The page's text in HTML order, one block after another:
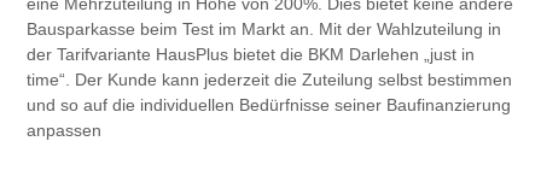
eine Mehrzuteilung in Höhe von 200%. Dies bietet keine andere
Bausparkasse beim Test im Markt an. Mit der Wahlzuteilung in
der Tarifvariante HausPlus bietet die BKM Darlehen „just in
time“. Der Kunde kann jederzeit die Zuteilung selbst bestimmen
und so auf die individuellen Bedürfnisse seiner Baufinanzierung
anpassen